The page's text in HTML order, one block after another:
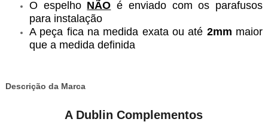
O espelho NÃO é enviado com os parafusos
para instalação
A peça fica na medida exata ou até 2mm maior
que a medida definida
Descrição da Marca
A Dublin Complementos